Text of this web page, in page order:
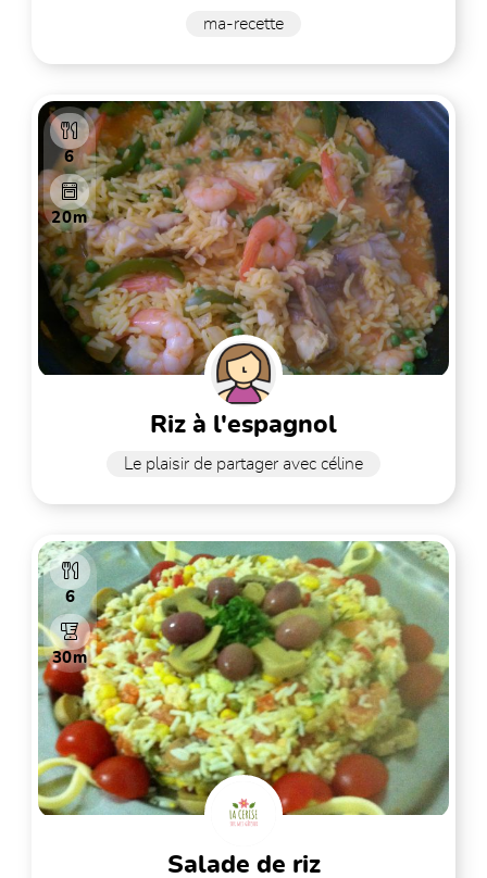
ma-recette
6
20m
riz à l'espagnol
Le plaisir de partager avec céline
6
30m
salade de riz